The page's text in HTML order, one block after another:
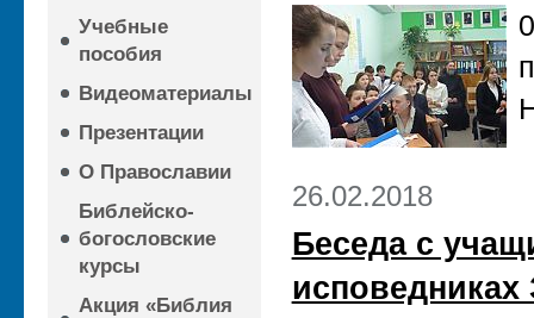
Учебные
пособия
Видеоматериалы
Презентации
О Православии
Библейско-
богословские
курсы
Акция «Библия
26.02.2018
Беседа с